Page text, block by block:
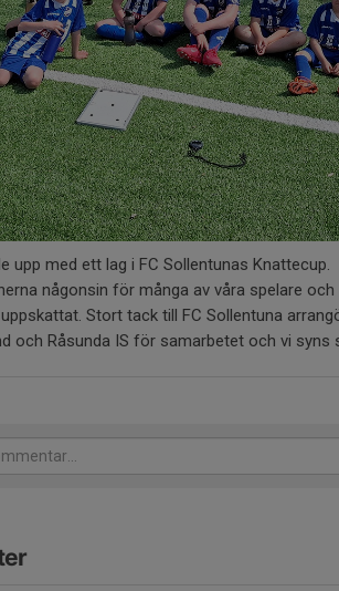
upp med ett lag i FC Sollentunas Knattecup.
någonsin för många av våra spelare och
Stort tack till FC Sollentuna
och Råsunda IS för samarbetet och vi syns